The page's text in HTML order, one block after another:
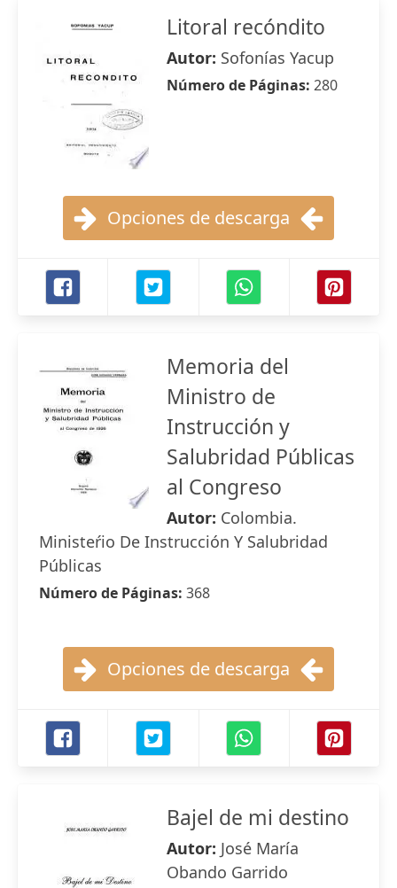
Litoral recóndito
Autor: Sofonías Yacup
Número de Páginas: 280
Opciones de descarga
Memoria del
Ministro de
Instrucción y
Salubridad Públicas
al Congreso
Autor: Colombia.
Ministeŕio De Instrucción Y Salubridad
Públicas
Número de Páginas: 368
Opciones de descarga
Bajel de mi destino
Autor: José María
Obando Garrido